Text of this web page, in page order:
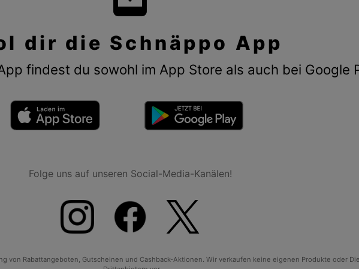
dir die Schnäppo App
findest du sowohl im App Store als auch bei Google
Folge uns auf unseren Social-Media-Kanälen!
von Rabattangeboten, Gutscheinen und Cashback-Aktionen. Wir verkaufen keine eigenen Produkte oder